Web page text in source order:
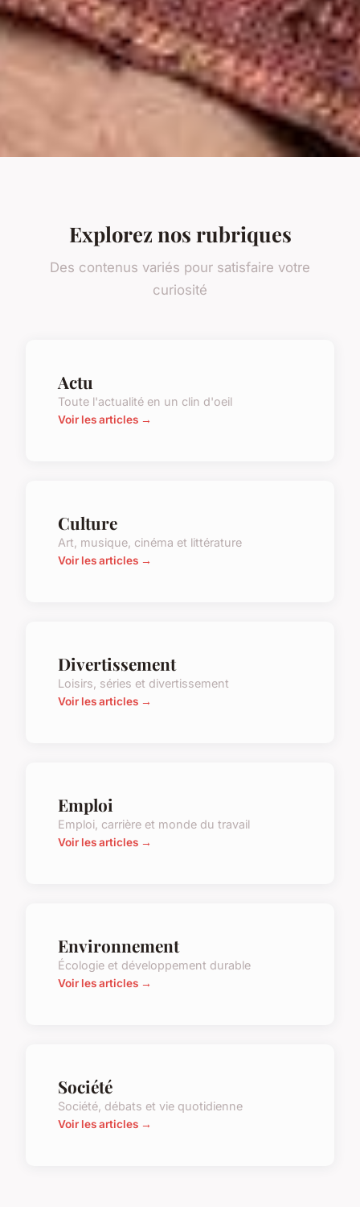
Explorez nos rubriques
Des contenus variés pour satisfaire votre
curiosité
Actu
Toute l'actualité en un clin d'oeil
Voir les articles →
Culture
Art, musique, cinéma et littérature
Voir les articles →
Divertissement
Loisirs, séries et divertissement
Voir les articles →
Emploi
Emploi, carrière et monde du travail
Voir les articles →
Environnement
Écologie et développement durable
Voir les articles →
Société
Société, débats et vie quotidienne
Voir les articles →